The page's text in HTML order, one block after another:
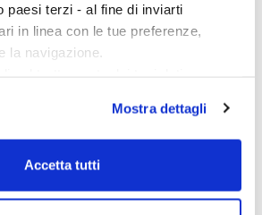
paesi terzi - al fine di inviarti
in linea con le tue preferenze,
la navigazione.
ti invitiamo a prendere visione
.
tramite la “X” prosegui la
Selezionando “Accetta tutti” presti
Mostra dettagli
Accetta tutti